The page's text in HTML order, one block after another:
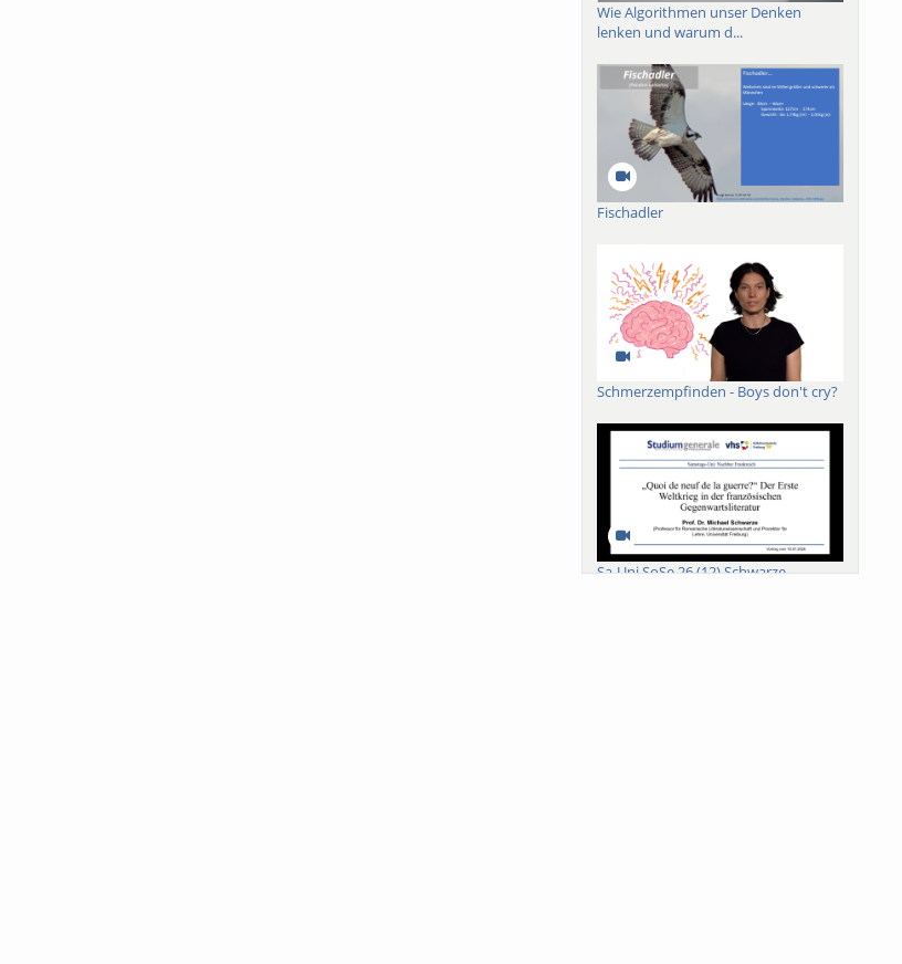
Wie Algorithmen unser Denken
lenken und warum d...
Fischadler
Schmerzempfinden - Boys don't cry?
Sa-Uni SoSe 26 (12) Schwarze